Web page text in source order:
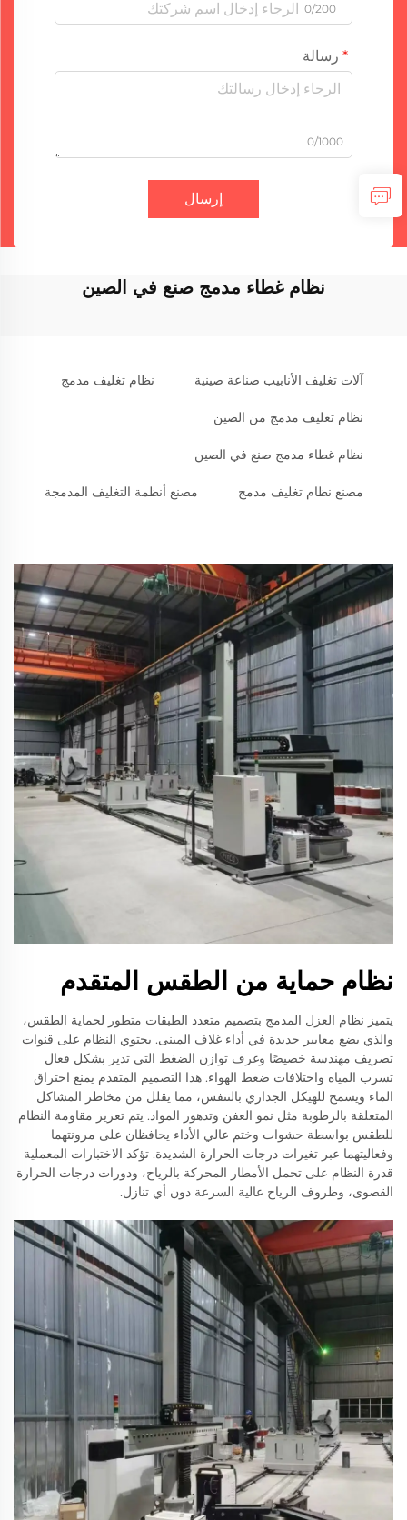
0/200
رسالة
0/1000
إرسال
نظام غطاء مدمج صنع في الصين
آلات تغليف الأنابيب صناعة صينية نظام تغليف مدمج
نظام تغليف مدمج من الصين
نظام غطاء مدمج صنع في الصين
مصنع نظام تغليف مدمج مصنع أنظمة التغليف المدمجة
نظام حماية من الطقس المتقدم
يتميز نظام العزل المدمج بتصميم متعدد الطبقات متطور لحماية الطقس،
والذي يضع معايير جديدة في أداء غلاف المبنى. يحتوي النظام على قنوات
تصريف مهندسة خصيصًا وغرف توازن الضغط التي تدير بشكل فعال
تسرب المياه واختلافات ضغط الهواء. هذا التصميم المتقدم يمنع اختراق
الماء ويسمح للهيكل الجداري بالتنفس، مما يقلل من مخاطر المشاكل
المتعلقة بالرطوبة مثل نمو العفن وتدهور المواد. يتم تعزيز مقاومة النظام
للطقس بواسطة حشوات وختم عالي الأداء يحافظان على مرونتهما
وفعاليتهما عبر تغيرات درجات الحرارة الشديدة. تؤكد الاختبارات المعملية
قدرة النظام على تحمل الأمطار المحركة بالرياح، ودورات درجات الحرارة
القصوى، وظروف الرياح عالية السرعة دون أي تنازل.